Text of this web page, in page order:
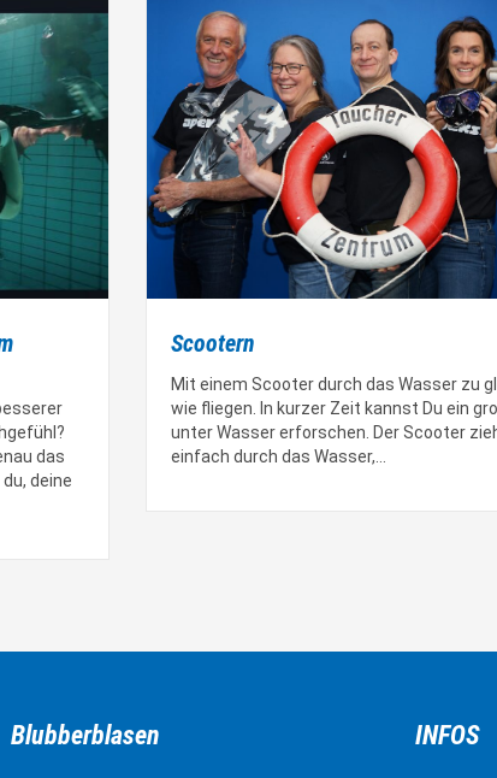
das
deine
Scootern
Mit einem Scooter durch das Wasser zu
wie fliegen. In kurzer Zeit kannst Du ein
unter Wasser erforschen. Der Scooter
einfach durch das Wasser,…
Blubberblasen INFOS